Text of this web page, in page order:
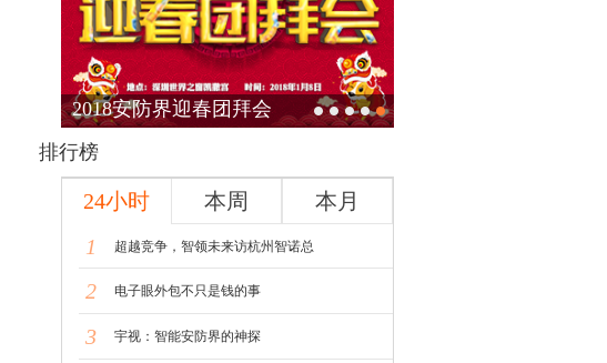
2018安防界迎春团拜会
排行榜
24小时 本周
本月
1
超越竞争，智领未来访杭州智诺总
2 电子眼外包不只是钱的事
3 宇视：智能安防界的神探